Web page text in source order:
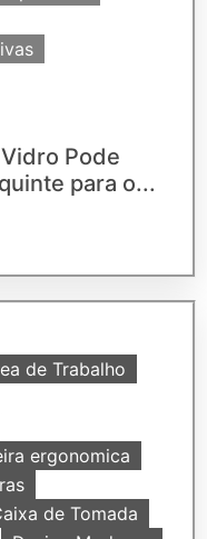
Pode
para o...
de Trabalho
ergonomica
de Tomada